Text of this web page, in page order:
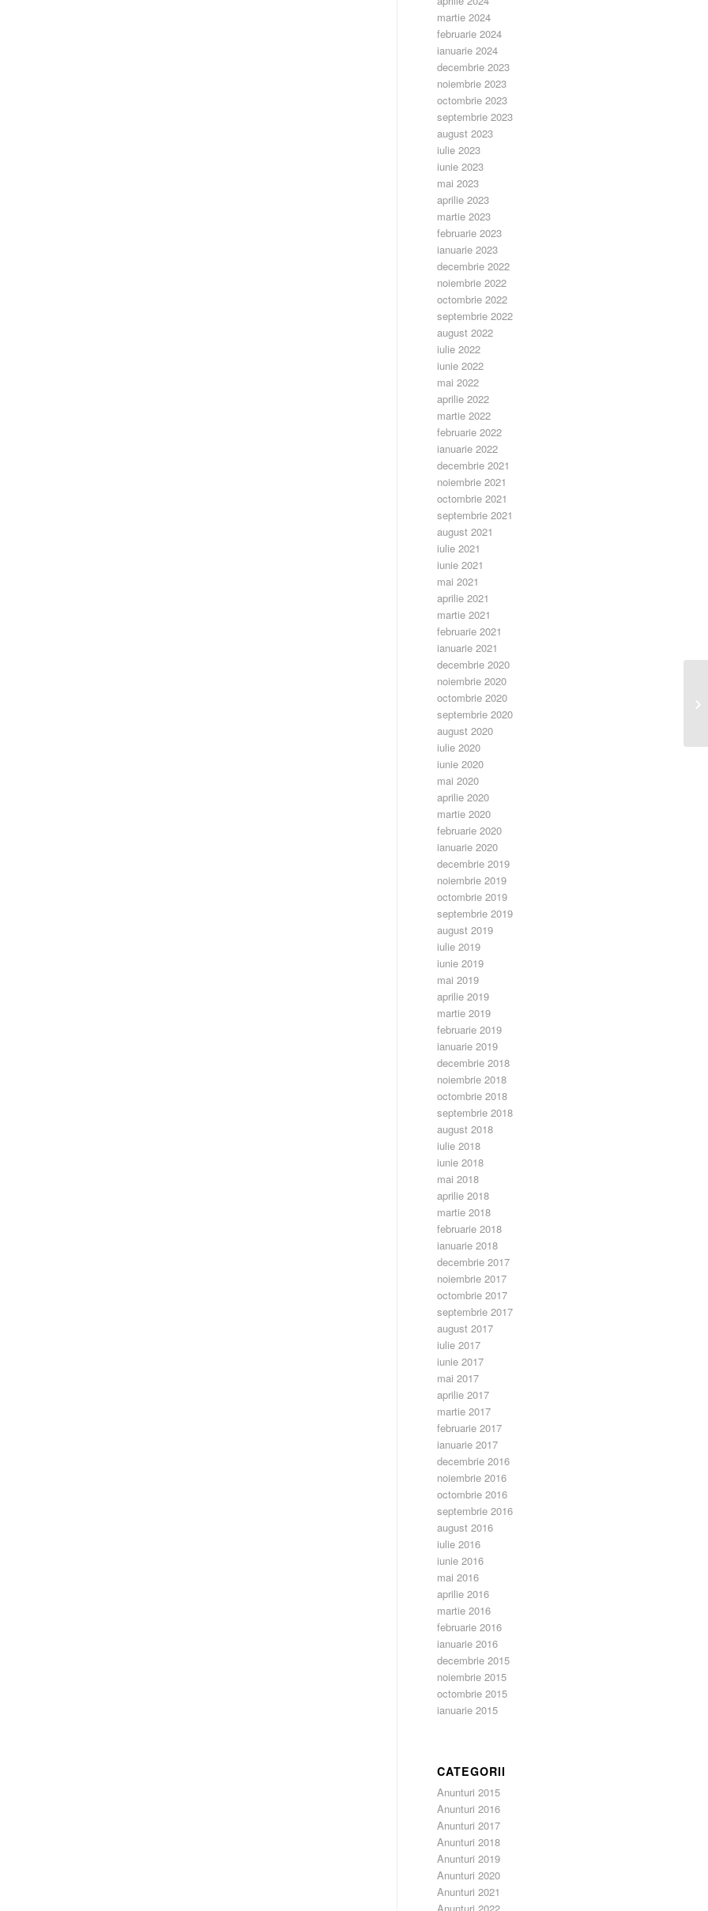
martie 2024
februarie 2024
ianuarie 2024
decembrie 2023
noiembrie 2023
octombrie 2023
septembrie 2023
august 2023
iulie 2023
iunie 2023
mai 2023
aprilie 2023
martie 2023
februarie 2023
ianuarie 2023
decembrie 2022
noiembrie 2022
octombrie 2022
septembrie 2022
august 2022
iulie 2022
iunie 2022
mai 2022
aprilie 2022
martie 2022
februarie 2022
ianuarie 2022
decembrie 2021
noiembrie 2021
octombrie 2021
septembrie 2021
august 2021
iulie 2021
iunie 2021
mai 2021
aprilie 2021
martie 2021
februarie 2021
ianuarie 2021
decembrie 2020
noiembrie 2020
octombrie 2020
septembrie 2020
august 2020
iulie 2020
iunie 2020
mai 2020
aprilie 2020
martie 2020
februarie 2020
ianuarie 2020
decembrie 2019
noiembrie 2019
octombrie 2019
septembrie 2019
august 2019
iulie 2019
iunie 2019
mai 2019
aprilie 2019
martie 2019
februarie 2019
ianuarie 2019
decembrie 2018
noiembrie 2018
octombrie 2018
septembrie 2018
august 2018
iulie 2018
iunie 2018
mai 2018
aprilie 2018
martie 2018
februarie 2018
ianuarie 2018
decembrie 2017
noiembrie 2017
octombrie 2017
septembrie 2017
august 2017
iulie 2017
iunie 2017
mai 2017
aprilie 2017
martie 2017
februarie 2017
ianuarie 2017
decembrie 2016
noiembrie 2016
octombrie 2016
septembrie 2016
august 2016
iulie 2016
iunie 2016
mai 2016
aprilie 2016
martie 2016
februarie 2016
ianuarie 2016
decembrie 2015
noiembrie 2015
octombrie 2015
ianuarie 2015
CATEGORII
Anunturi 2015
Anunturi 2016
Anunturi 2017
Anunturi 2018
Anunturi 2019
Anunturi 2020
Anunturi 2021